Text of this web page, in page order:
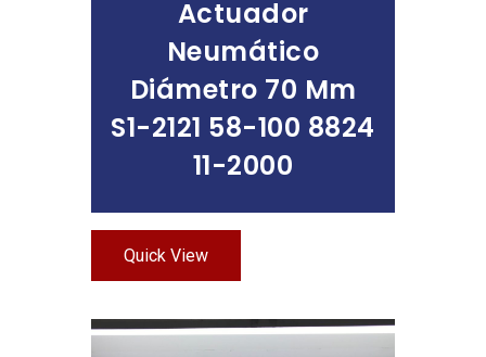
Actuador
Neumático
Diámetro 70 Mm
S1-2121 58-100 8824
11-2000
Quick View